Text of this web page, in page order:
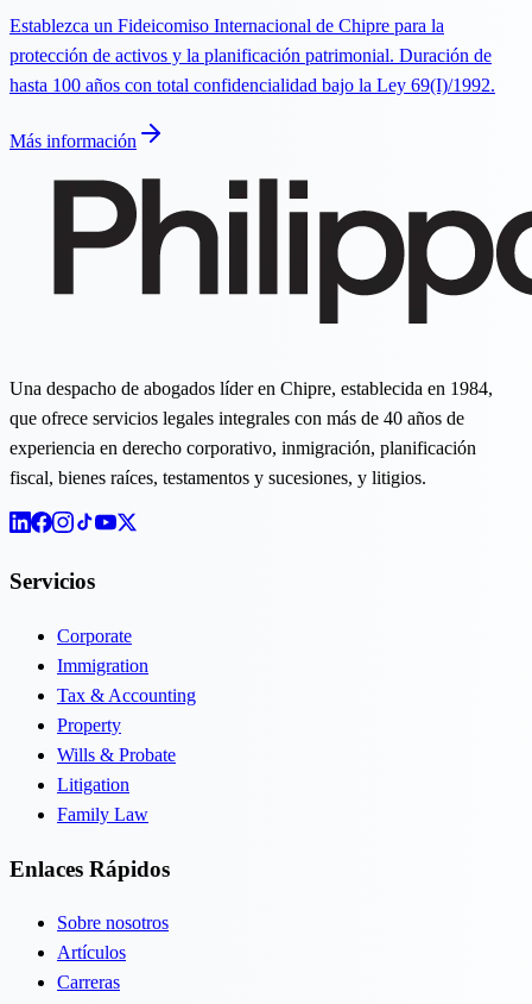
Establezca un Fideicomiso Internacional de Chipre para la
protección de activos y la planificación patrimonial. Duración de
hasta 100 años con total confidencialidad bajo la Ley 69(I)/1992.
Más información
Una despacho de abogados líder en Chipre, establecida en 1984,
que ofrece servicios legales integrales con más de 40 años de
experiencia en derecho corporativo, inmigración, planificación
fiscal, bienes raíces, testamentos y sucesiones, y litigios.
Servicios
Corporate
Immigration
Tax & Accounting
Property
Wills & Probate
Litigation
Family Law
Enlaces Rápidos
Sobre nosotros
Artículos
Carreras